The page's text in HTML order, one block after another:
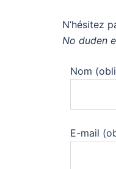
N’hésitez
No duden
Nom
E-mail